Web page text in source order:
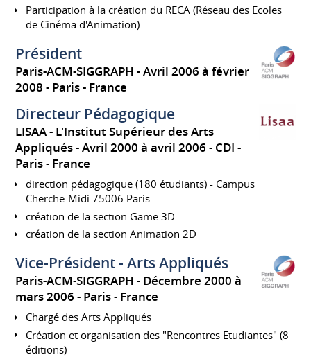
Participation à la création du RECA (Réseau des Ecoles
de Cinéma d'Animation)
Président
Paris-ACM-SIGGRAPH
Avril 2006 à février
2008 Paris France
Directeur Pédagogique
LISAA - L'Institut Supérieur des Arts
Appliqués
Avril 2000 à avril 2006 CDI
Paris
France
direction pédagogique (180 étudiants) - Campus
Cherche-Midi 75006 Paris
création de la section Game 3D
création de la section Animation 2D
Vice-Président - Arts Appliqués
Paris-ACM-SIGGRAPH
Décembre 2000 à
mars 2006 Paris France
Chargé des Arts Appliqués
Création et organisation des "Rencontres Etudiantes" (8
éditions)